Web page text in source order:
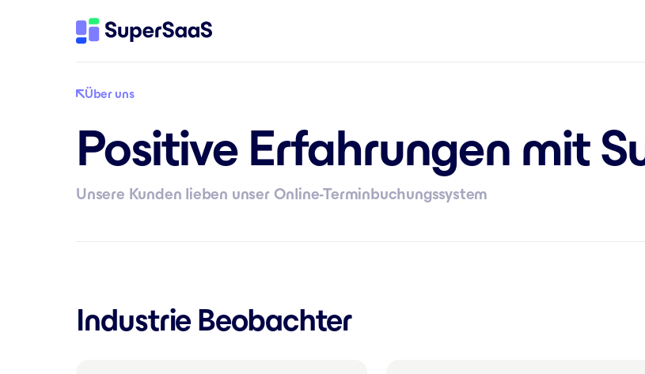
Über uns
Positive Erfahrungen mit
Unsere Kunden lieben unser Online-Terminbuchungssystem
Industrie Beobachter